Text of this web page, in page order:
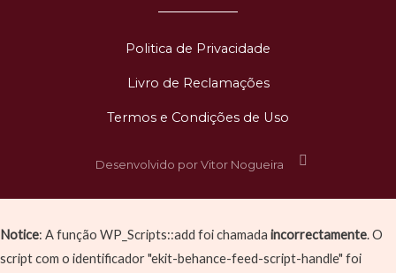
Politica de Privacidade
Livro de Reclamações
Termos e Condições de Uso
Desenvolvido por Vitor Nogueira
Notice: A função WP_Scripts::add foi chamada incorrectamente. O
script com o identificador "ekit-behance-feed-script-handle" foi